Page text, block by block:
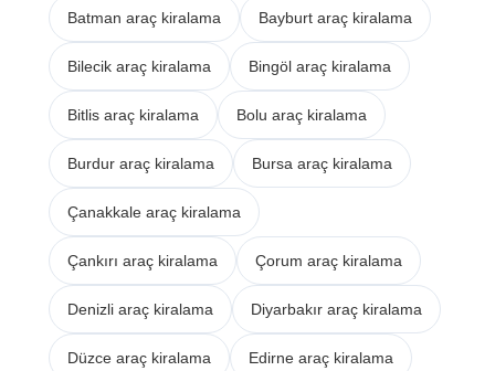
Batman araç kiralama Bayburt araç kiralama
Bilecik araç kiralama Bingöl araç kiralama
Bitlis araç kiralama Bolu araç kiralama
Burdur araç kiralama Bursa araç kiralama
Çanakkale araç kiralama
Çankırı araç kiralama Çorum araç kiralama
Denizli araç kiralama Diyarbakır araç kiralama
Düzce araç kiralama Edirne araç kiralama